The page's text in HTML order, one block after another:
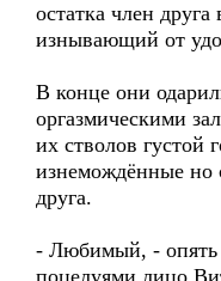
остатка член
изнывающий от
В конце они
оргазмическими
их стволов густой
изнемождённые но
друга.
- Любимый, - опять
поцелуями лицо